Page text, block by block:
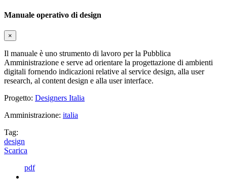
Manuale operativo di design
×
Il manuale è uno strumento di lavoro per la Pubblica
Amministrazione e serve ad orientare la progettazione di ambienti
digitali fornendo indicazioni relative al service design, alla user
research, al content design e alla user interface.
Progetto: Designers Italia
Amministrazione: italia
Tag:
design
Scarica
pdf